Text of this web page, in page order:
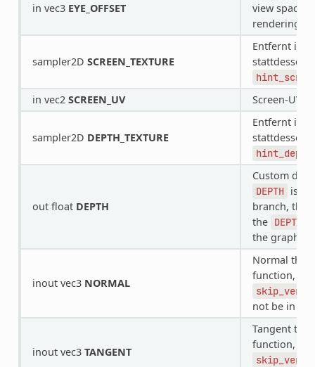
in vec3 EYE_OFFSET
view space.
rendering.
sampler2D SCREEN_TEXTURE
Entfernt in
stattdessen
in vec2 SCREEN_UV Screen-UV-
sampler2D DEPTH_TEXTURE
Entfernt in
stattdessen
out float DEPTH
Custom
DEPTH is
branch,
the DEPTH
the
inout vec3 NORMAL
Normal that
function, in
not be in
inout vec3 TANGENT
Tangent
function, in